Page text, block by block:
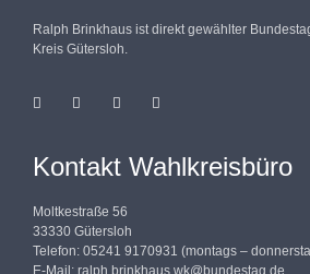
Ralph Brinkhaus ist direkt gewählter
Kreis Gütersloh.
Kontakt Wahlkreisbüro
Moltkestraße 56
33330 Gütersloh
Telefon: 05241 9170931 (montags –